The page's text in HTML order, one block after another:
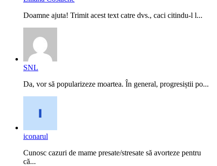
Doamne ajuta! Trimit acest text catre dvs., caci citindu-l l...
SNL
Da, vor să popularizeze moartea. În general, progresiștii po...
iconarul
Cunosc cazuri de mame presate/stresate să avorteze pentru
că...